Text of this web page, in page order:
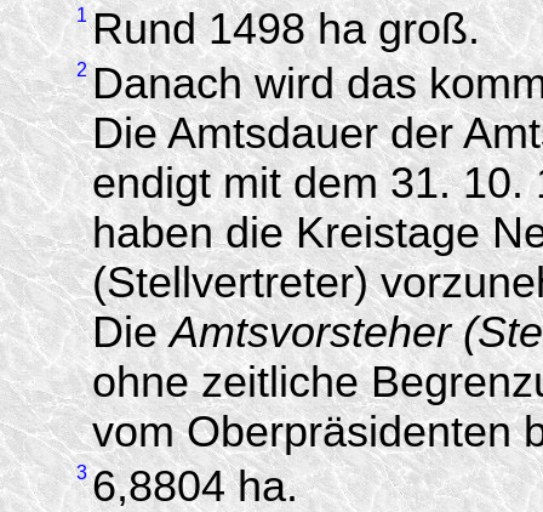
1 Rund 1498 ha groß.
2 Danach wird das
Die Amtsdauer der
endigt mit dem 31. 10.
haben die Kreistage
(Stellvertreter)
DieAmtsvorsteher
ohne zeitliche
vom Oberpräsidenten
3 6,8804 ha.